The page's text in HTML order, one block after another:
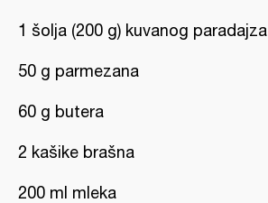
1 šolja (200 g) kuvanog paradajza
50 g parmezana
60 g butera
2 kašike brašna
200 ml mleka